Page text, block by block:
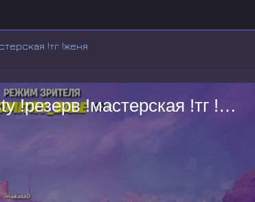
!тг !женя
ДЕНЬ ФОРТНАЙТА | !wasd !boosty !резерв !мастерская !тг !женя